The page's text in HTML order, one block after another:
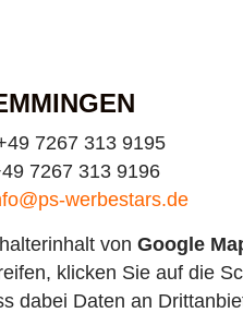
7267 313 9195
7267 313 9196
werbestars.de
von Google
klicken Sie auf die
dabei Daten an